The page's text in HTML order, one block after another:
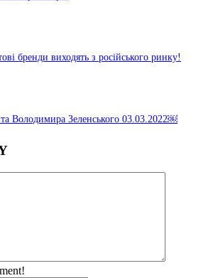
бренди виходять з російського ринку!
Володимира Зеленського 03.03.2022￼